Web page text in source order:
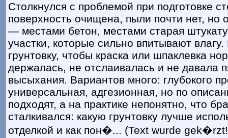
Столкнулся с проблемой при подготовке
поверхность очищена, пыли почти нет, но
— местами бетон, местами старая
участки, которые сильно впитывают
грунтовку, чтобы краска или шпаклевка
держалась, не отслаивалась и не давала
высыхания. Вариантов много: глубокого
универсальная, адгезионная, но по
подходят, а на практике непонятно, что
сталкивался: какую грунтовку лучше
отделкой и как пон�... (Text wurde